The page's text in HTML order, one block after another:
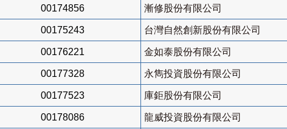
00174856 漸修股份有限公司
00175243 台灣自然創新股份有限公司
00176221 金如泰股份有限公司
00177328 永雋投資股份有限公司
00177523 庫鉅股份有限公司
00178086 龍威投資股份有限公司